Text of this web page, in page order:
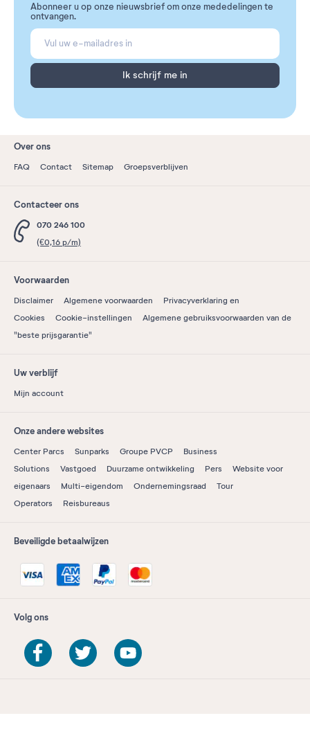
Abonneer u op onze nieuwsbrief om onze mededelingen te
ontvangen.
Ik schrijf me in
Over ons
FAQ Contact Sitemap Groepsverblijven
Contacteer ons
070 246 100
(€0,16 p/m)
Voorwaarden
Disclaimer Algemene voorwaarden
Privacyverklaring en
Cookies
Cookie-instellingen
Algemene gebruiksvoorwaarden van de
"beste prijsgarantie"
Uw verblijf
Mijn account
Onze andere websites
Center Parcs Sunparks Groupe PVCP
Business
Solutions
Vastgoed Duurzame ontwikkeling Pers
Website voor
eigenaars
Multi-eigendom Ondernemingsraad
Tour
Operators
Reisbureaus
Beveiligde betaalwijzen
Volg ons